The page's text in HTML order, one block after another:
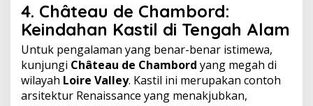
4. Château de Chambord:
Keindahan Kastil di Tengah Alam
Untuk pengalaman yang benar-benar istimewa,
kunjungi Château de Chambord yang megah di
wilayah Loire Valley. Kastil ini merupakan contoh
arsitektur Renaissance yang menakjubkan,